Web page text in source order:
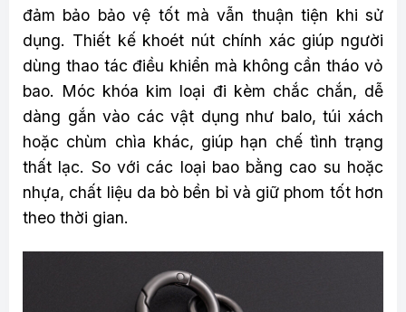
đảm bảo bảo vệ tốt mà vẫn thuận tiện khi sử
dụng. Thiết kế khoét nút chính xác giúp người
dùng thao tác điều khiển mà không cần tháo vỏ
bao. Móc khóa kim loại đi kèm chắc chắn, dễ
dàng gắn vào các vật dụng như balo, túi xách
hoặc chùm chìa khác, giúp hạn chế tình trạng
thất lạc. So với các loại bao bằng cao su hoặc
nhựa, chất liệu da bò bền bỉ và giữ phom tốt hơn
theo thời gian.